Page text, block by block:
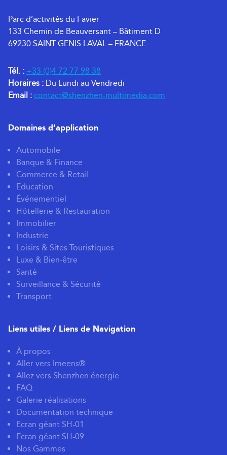
Parc d’activités du Favier
133 Chemin de Beauversant – Bâtiment D
69230 SAINT GENIS LAVAL – FRANCE
Tél. : +33 (0)4 72 77 98 38
Horaires : Du Lundi au Vendredi
Email : contact@shenzhen-multimedia.com
Domaines d’application
Automobile
Banque & Finance
Commerce & Retail
Education
Événementiel
Hôtellerie & Restauration
Immobilier
Industrie
Loisirs & Sites Touristiques
Luxe & Bien-être
Santé
Surveillance & Sécurité
Transport
Liens utiles / Liens de Navigation
À propos
Aller vers Imeens®
Allez vers Shenzhen énergie
FAQ
Galerie réalisations
Documentation technique
Ecran géant SH-01
Ecran géant SH-09
Nos Gammes